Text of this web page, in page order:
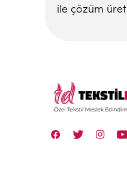
ile çözüm